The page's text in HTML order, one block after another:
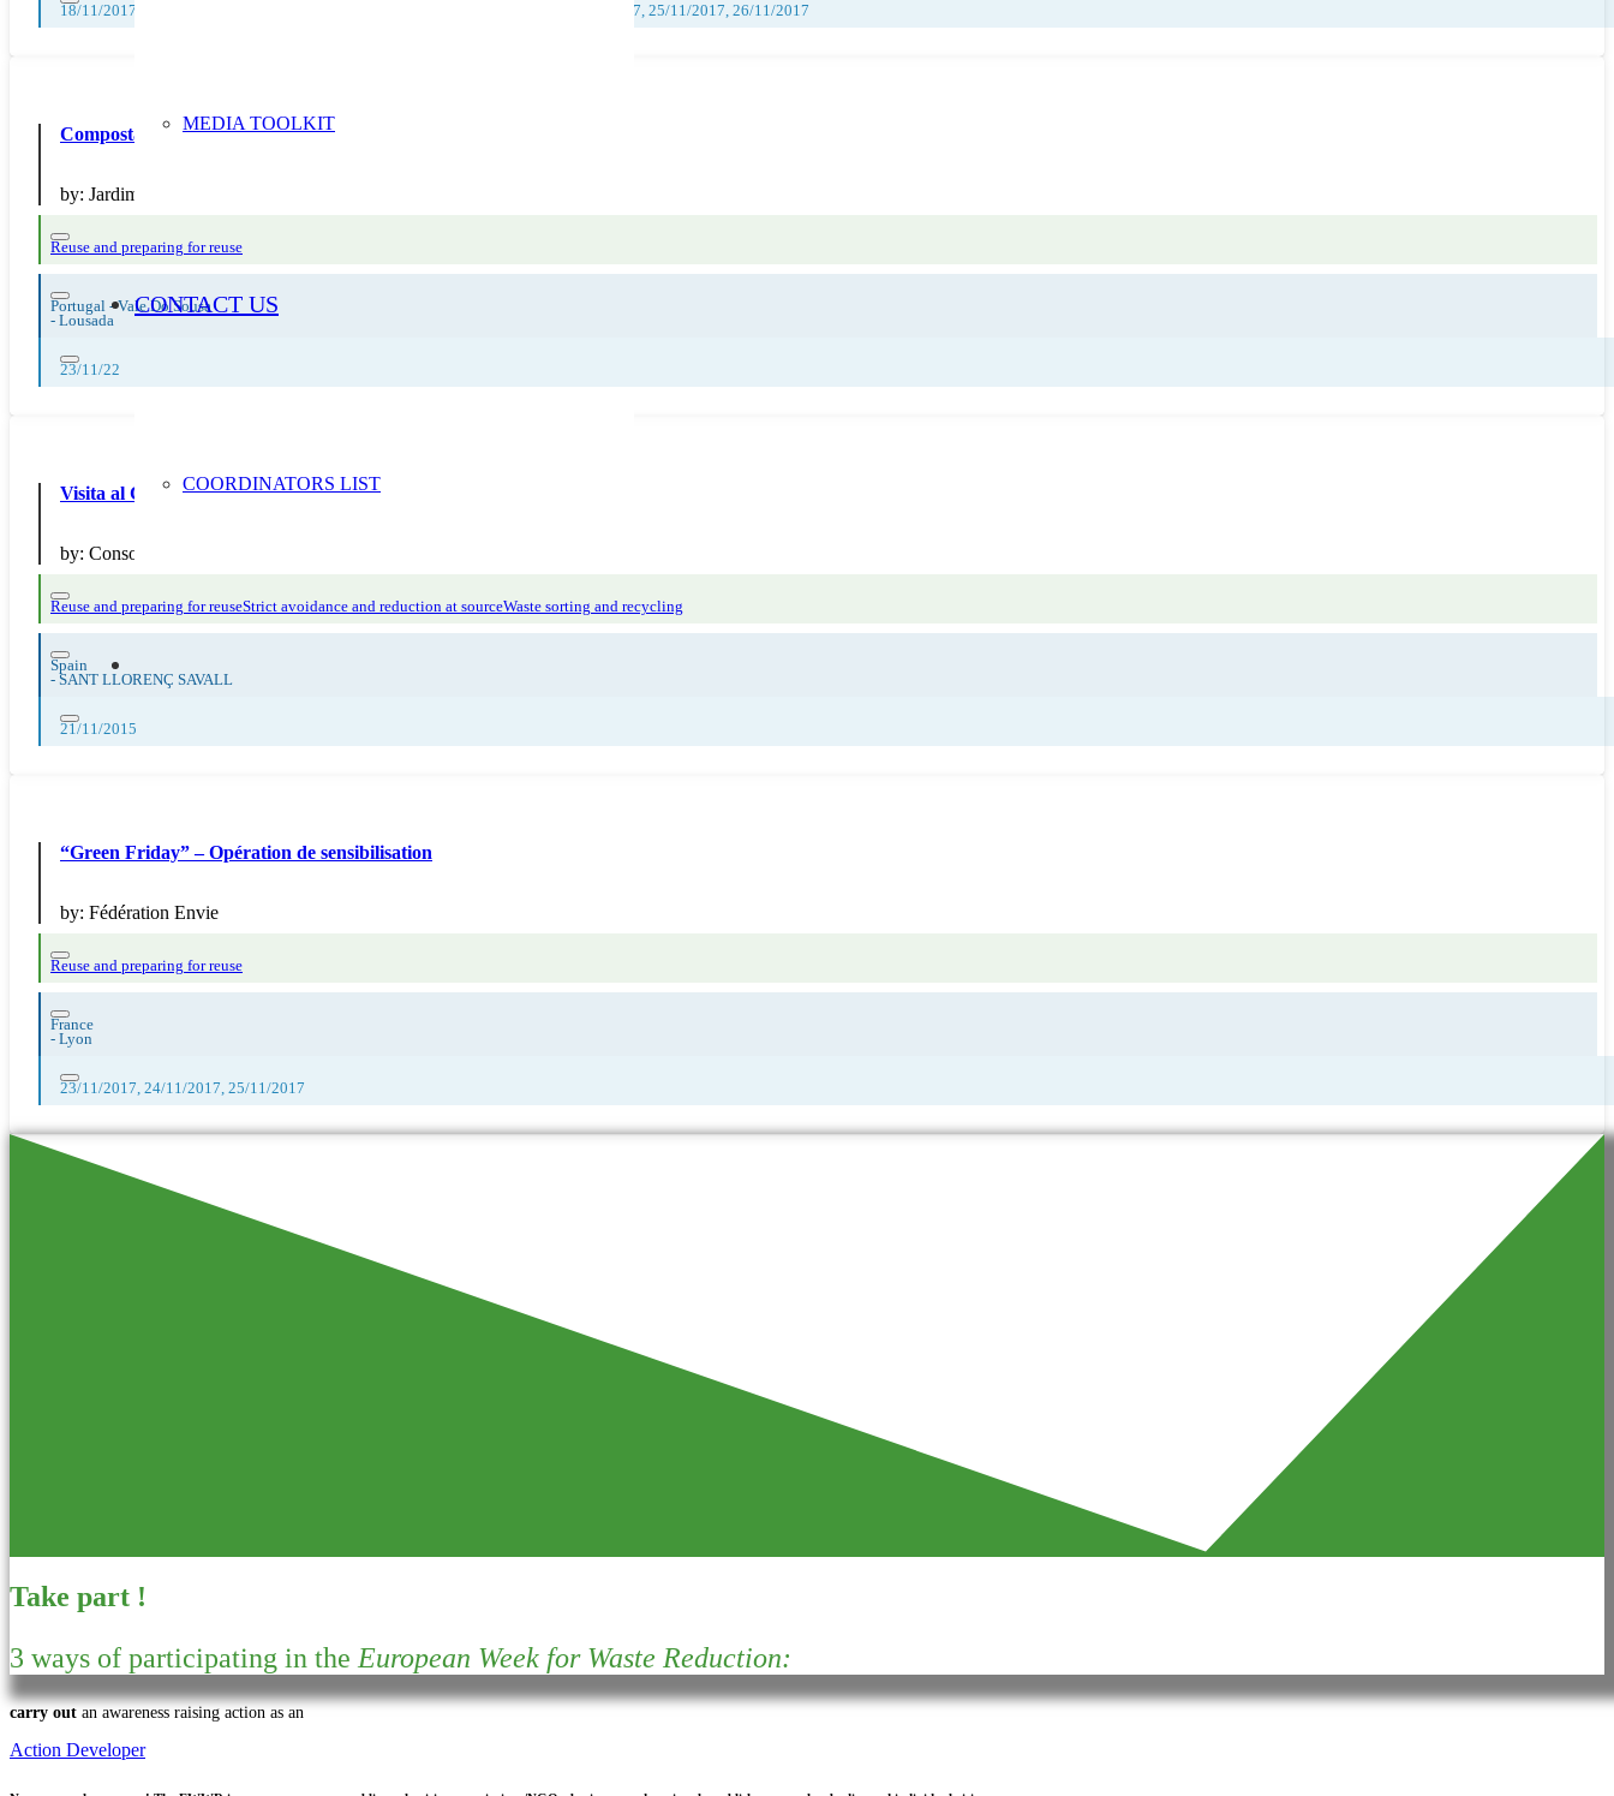
MEDIA TOOLKIT
CONTACT US
COORDINATORS LIST
18/11/2017, 19/11/2017, 20/11/2017, 21/11/2017, 22/11/2017, 23/11/2017, 24/11/2017, 25/11/2017, 26/11/2017
Compostagem para uso da horta escolar
by: Jardim de Infancia da Granja-Covas
Reuse and preparing for reuse
Portugal - Vale Do Sousa
- Lousada
23/11/22
Visita al Centre de Tractament de Residus del Vallès Occidental
by: Consorci per a la Gestió de Residus del Vallès Occidental
Reuse and preparing for reuseStrict avoidance and reduction at sourceWaste sorting and recycling
Spain
- SANT LLORENÇ SAVALL
21/11/2015
“Green Friday” – Opération de sensibilisation
by: Fédération Envie
Reuse and preparing for reuse
France
- Lyon
23/11/2017, 24/11/2017, 25/11/2017
Take part !
3 ways of participating in the European Week for Waste Reduction:
carry out an awareness raising action as an
Action Developer